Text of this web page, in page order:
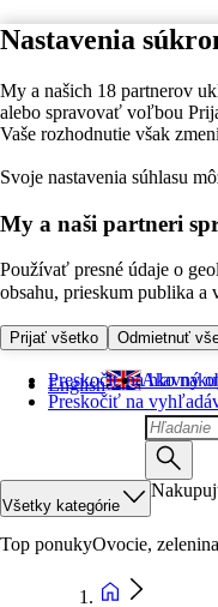
Nastavenia
My a našich 18 partnerov
alebo spravovať voľbou
Vaše rozhodnutie však
Svoje nastavenia súhlasu
My a naši partneri
Používať presné údaje o
obsahu, prieskum publika a
Prijať všetko Odmietnuť
Preskočiť na hlavný
Preskočiť na
English Ako
Všetky kategórie
Top ponukyOvocie, zelenina